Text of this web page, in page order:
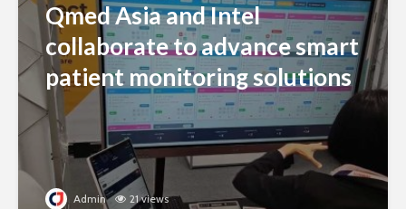
Qmed Asia and Intel
collaborate to advance smart
patient monitoring solutions
Admin 21 views